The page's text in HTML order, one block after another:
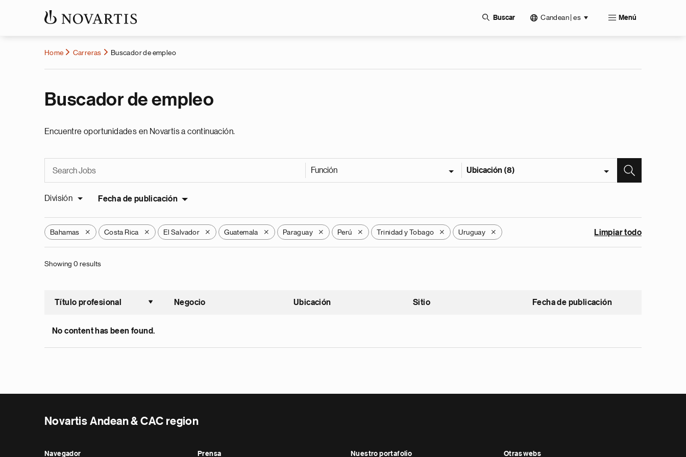
Buscar Candean | es Menú
Home Carreras Buscador de empleo
Buscador de empleo
Encuentre oportunidades en Novartis a continuación.
Función Ubicación (8)
División Fecha de publicación
Bahamas X Costa Rica X El Salvador X Guatemala X Paraguay X Perú X Trinidad y Tobago X Uruguay X Limpiar todo
Showing 0 results
Título profesional
Ordenar ascendente
Negocio Ubicación Sitio Fecha de publicación
No content has been found.
Novartis Andean & CAC region
Navegador Prensa Nuestro portafolio Otras webs